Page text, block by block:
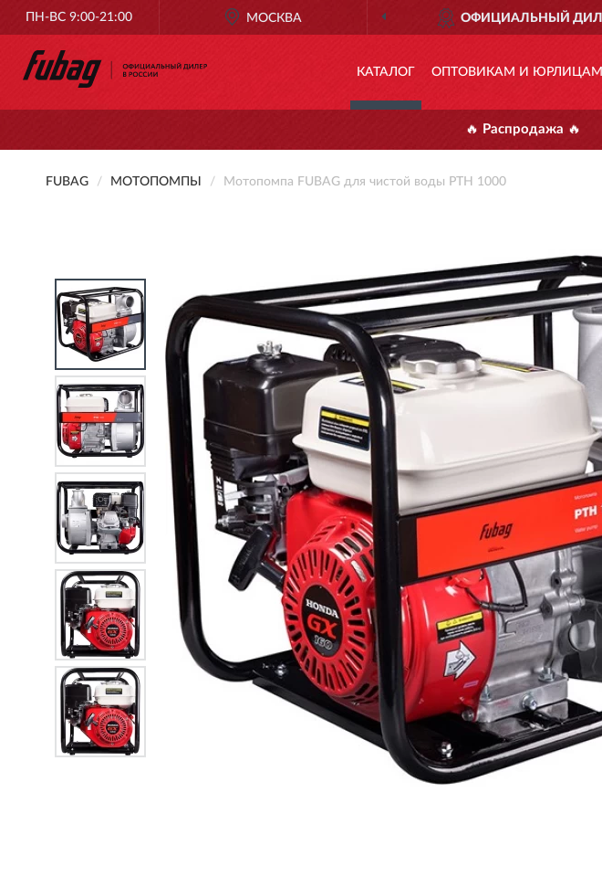
ПН-ВС 9:00-21:00 МОСКВА
ОФИЦИАЛЬНЫЙ ДИЛЕР FUBAG В РОССИИ
КАТАЛОГ ОПТОВИКАМ И ЮРЛИЦАМ
🔥 Распродажа 🔥
FUBAG МОТОПОМПЫ Мотопомпа FUBAG для чистой воды PTH 1000